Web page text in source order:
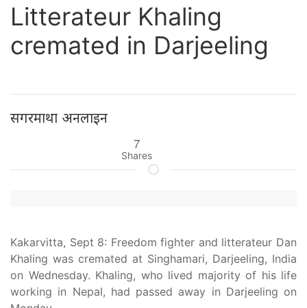
Litterateur Khaling
cremated in Darjeeling
सगरमाथा अनलाइन
7
Shares
Kakarvitta, Sept 8: Freedom fighter and litterateur Dan
Khaling was cremated at Singhamari, Darjeeling, India
on Wednesday. Khaling, who lived majority of his life
working in Nepal, had passed away in Darjeeling on